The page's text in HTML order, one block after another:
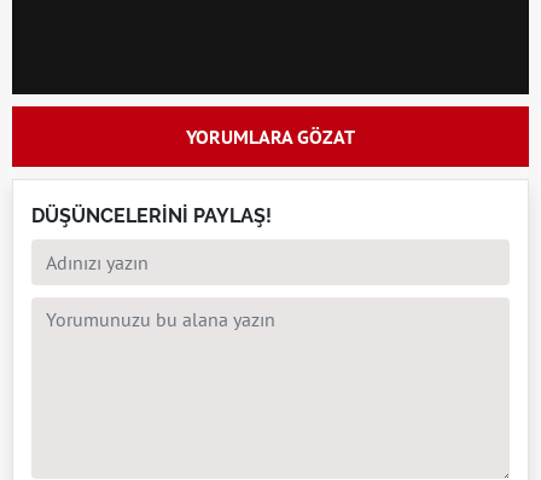
YORUMLARA GÖZAT
DÜŞÜNCELERİNİ PAYLAŞ!